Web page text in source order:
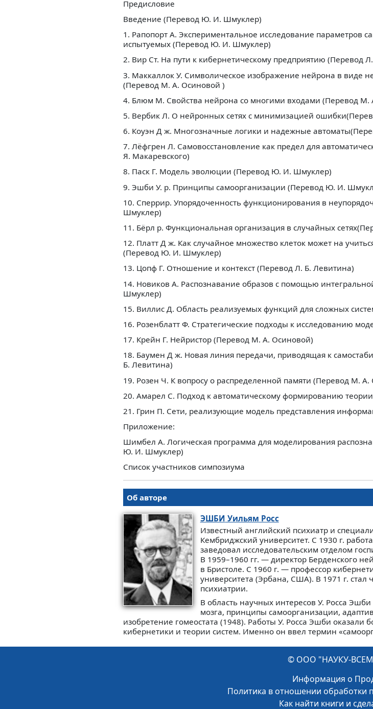
Предисловие
Введение (Перевод Ю. И. Шмуклер)
1. Рапопорт А. Экспериментальное исследование параметров
испытуемых (Перевод Ю. И. Шмуклер)
2. Вир Ст. На пути к кибернетическому предприятию (Перевод
3. Маккаллок У. Символическое изображение нейрона в виде
(Перевод М. А. Осиновой )
4. Блюм М. Свойства нейрона со многими входами (Перевод М.
5. Вербик Л. О нейронных сетях с минимизацией
6. Коуэн Д ж. Многозначные логики и надежные
7. Лёфгрен Л. Самовосстановление как предел для
Я. Макаревского)
8. Паск Г. Модель эволюции (Перевод Ю. И. Шмуклер)
9. Эшби У. р. Принципы самоорганизации (Перевод Ю. И.
10. Сперрир. Упорядоченность функционирования в
Шмуклер)
11. Бёрл р. Функциональная организация в случайных
12. Платт Д ж. Как случайное множество клеток может на
(Перевод Ю. И. Шмуклер)
13. Цопф Г. Отношение и контекст (Перевод Л. Б. Левитина)
14. Новиков А. Распознавание образов с помощью
Шмуклер)
15. Виллис Д. Область реализуемых функций для сложных
16. Розенблатт Ф. Стратегические подходы к исследованию
17. Крейн Г. Нейристор (Перевод М. А. Осиновой)
18. Баумен Д ж. Новая линия передачи, приводящая к
Б. Левитина)
19. Розен Ч. К вопросу о распределенной памяти (Перевод М.
20. Амарел С. Подход к автоматическому формированию
21. Грин П. Сети, реализующие модель представления
Приложение:
Шимбел А. Логическая программа для моделирования
Ю. И. Шмуклер)
Список участников симпозиума
Об авторе
ЭШБИ Уильям Росс
Известный английский психиатр и
Кембриджский университет. С 1930 г.
заведовал исследовательским отделом
В 1959–1960 гг. — директор Берденского
в Бристоле. С 1960 г. — профессор
университета (Эрбана, США). В 1971 г. стал
психиатрии.
В область научных интересов У. Росса
мозга, принципы самоорганизации,
изобретение гомеостата (1948). Работы У. Росса Эшби оказали
кибернетики и теории систем. Именно он ввел термин
© ООО "НАУКУ-
Информация о
Политика в отношении обработки
Как найти книги и